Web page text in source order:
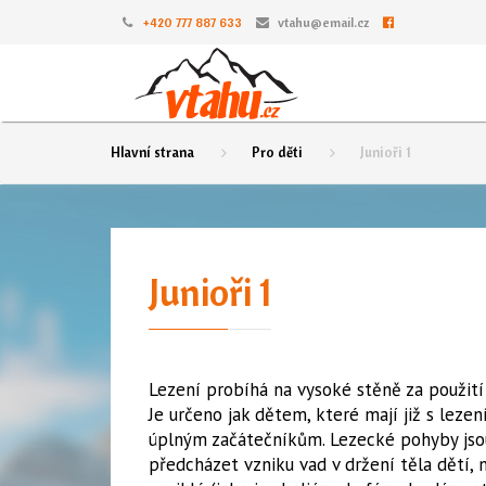
+420 777 887 633 vtahu@email.cz
Hlavní strana Pro děti Junioři 1
Junioři 1
Lezení probíhá na vysoké stěně za
Je určeno jak dětem, které mají již s
úplným začátečníkům. Lezecké pohyby
předcházet vzniku vad v držení těla dětí,